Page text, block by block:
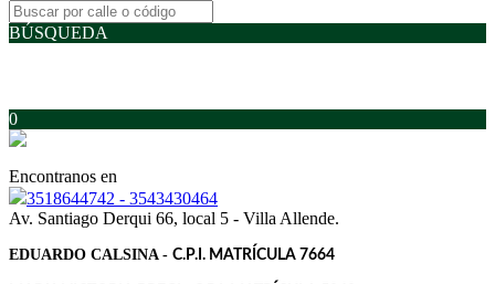
BÚSQUEDA
0
Encontranos en
3518644742 - 3543430464
Av. Santiago Derqui 66, local 5 - Villa Allende.
EDUARDO CALSINA - C.P.I. MATRÍCULA 7664